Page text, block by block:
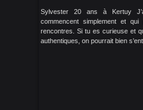
Sylvester 20 ans à Kertuy
commencent simplement et
rencontres. Si tu es curieuse et
authentiques, on pourrait bien